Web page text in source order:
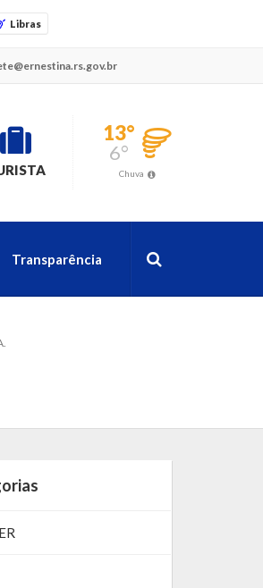
Libras
13°
6°
Chuva
Transparência